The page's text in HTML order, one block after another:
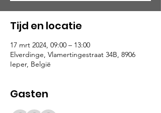
Tijd en locatie
17 mrt 2024, 09:00 – 13:00
Elverdinge, Vlamertingestraat 34B, 8906
Ieper, België
Gasten